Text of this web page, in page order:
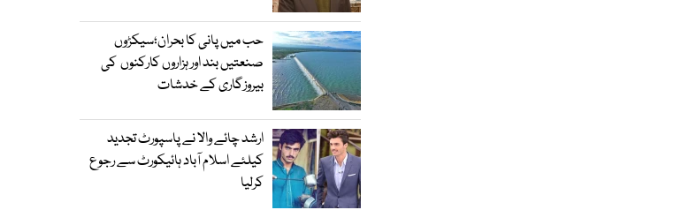
حب میں پانی کا بحران؛سیکڑوں
صنعتیں بند اور ہزاروں کارکنوں کی
بیروزگاری کے خدشات
ارشد چائے والا نے پاسپورٹ تجدید
کیلئے اسلام آباد ہائیکورٹ سے رجوع
کرلیا